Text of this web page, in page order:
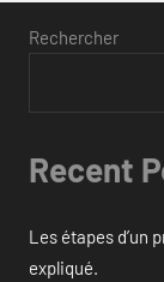
Rechercher
Recent
Les étapes d’un
expliqué.